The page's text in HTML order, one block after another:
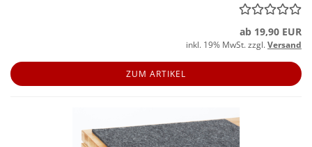
ab 19,90 EUR
inkl. 19% MwSt. zzgl.Versand
ZUM ARTIKEL